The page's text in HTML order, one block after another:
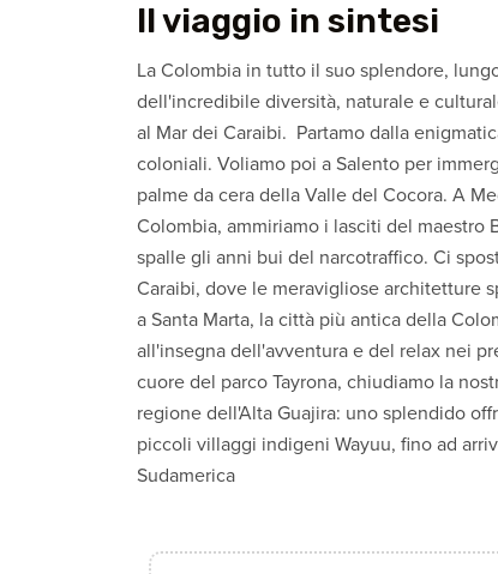
Il viaggio in sintesi
La Colombia in tutto il suo splendore,
dell'incredibile diversità, naturale e
al Mar dei Caraibi. Partamo dalla
coloniali. Voliamo poi a Salento per
palme da cera della Valle del Cocora. A
Colombia, ammiriamo i lasciti del
spalle gli anni bui del narcotraffico. Ci
Caraibi, dove le meravigliose architetture
a Santa Marta, la città più antica della
all'insegna dell'avventura e del relax nei
cuore del parco Tayrona, chiudiamo la
regione dell'Alta Guajira: uno splendido
piccoli villaggi indigeni Wayuu, fino ad
Sudamerica